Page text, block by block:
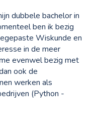
dubbele bachelor in
ben ik bezig
Wiskunde en
in de meer
evenwel bezig met
ook de
werken als
(Python -